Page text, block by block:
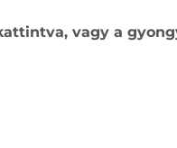
vagy a